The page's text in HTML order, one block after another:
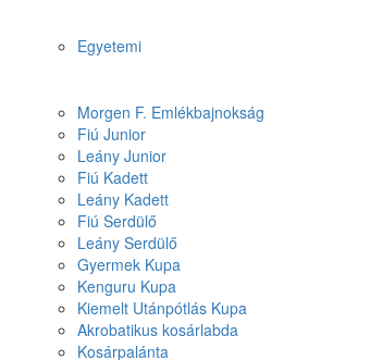
Egyetemi
Morgen F. Emlékbajnokság
Fiú Junior
Leány Junior
Fiú Kadett
Leány Kadett
Fiú Serdülő
Leány Serdülő
Gyermek Kupa
Kenguru Kupa
Kiemelt Utánpótlás Kupa
Akrobatikus kosárlabda
Kosárpalánta